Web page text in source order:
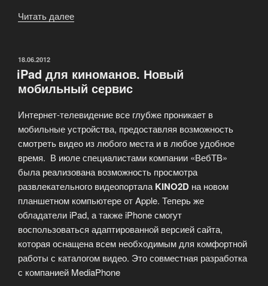
Читать далее
ОПУБЛИКОВАНО
18.06.2012
iPad для киноманов. Новый
мобильный сервис
Интернет-телевидение все глубже проникает в
мобильные устройства, предоставляя возможность
смотреть видео из любого места и в любое удобное
время. В июле специалистами компании «ВебТВ»
была реализована возможность просмотра
развлекательного видеопортала KINO2D на новом
планшетном компьютере от Apple. Теперь же
обладатели iPad, а также iPhone смогут
воспользоваться адаптированной версией сайта,
которая оснащена всем необходимым для комфортной
работы с каталогом видео. Это совместная разработка
с компанией MediaPhone